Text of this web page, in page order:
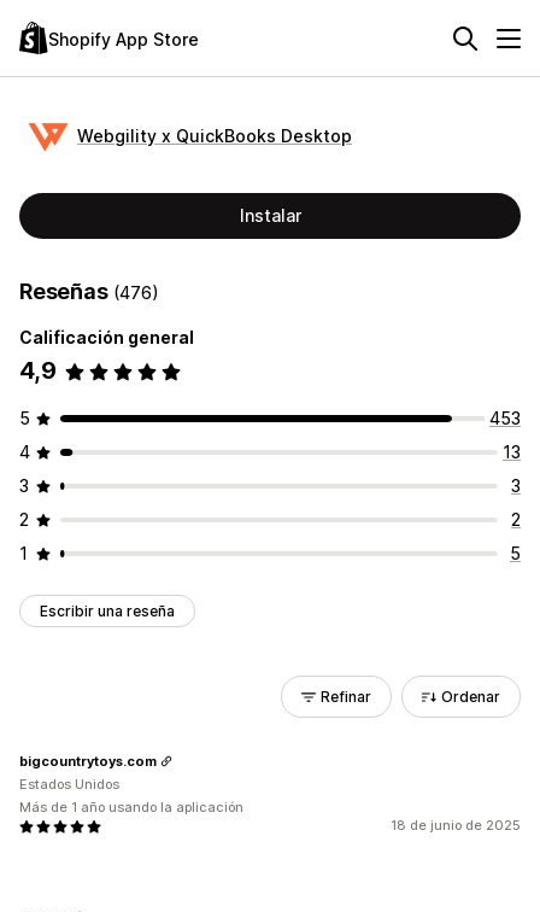
Shopify App Store
Webgility x QuickBooks Desktop
Instalar
Reseñas (476)
Calificación general
4,9
5
453
4
13
3
3
2
2
1
5
Escribir una reseña
Refinar Ordenar
18 de junio de 2025
bigcountrytoys.com
Estados Unidos
Más de 1 año usando la aplicación